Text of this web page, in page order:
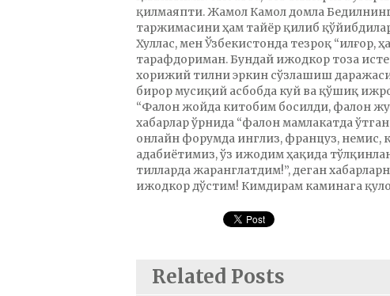
қилмаяпти. Жамол Камол домла
таржимасини ҳам тайёр қилиб
Хуллас, мен Ўзбекистонда тезроқ
тарафдориман. Бундай ижодкор тоза
хорижий тилни эркин сўзлашиш
бирор мусиқий асбобда куй ва қўшиқ
“Фалон жойда китобим босилди, фалон
хабарлар ўрнида “фалон мамлакатда
онлайн форумда инглиз, француз, немис,
адабиётимиз, ўз ижодим ҳақида
тилларда жаранглатдим!”, деган
ижодкор дўстим! Кимдирам каминага
Related Posts